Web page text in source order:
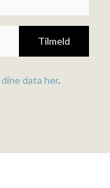
Tilmeld
dine data her.